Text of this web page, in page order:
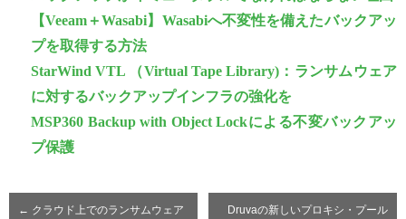
【Veeam＋Wasabi】Wasabiへ不変性を備えたバックアッ
プを取得する方法
StarWind VTL （Virtual Tape Library)：ランサムウェア
に対するバックアップインフラの強化を
MSP360 Backup with Object Lockによる不変バックアッ
プ保護
← クラウド上でのランサムウェア
Druvaの新しいプロキシ・プール